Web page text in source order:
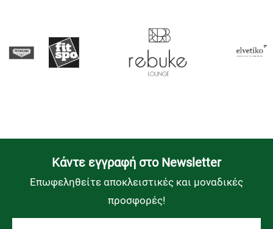
Kάντε εγγραφή στο Newsletter
Επωφεληθείτε αποκλειστικές και μοναδικές
προσφορές!